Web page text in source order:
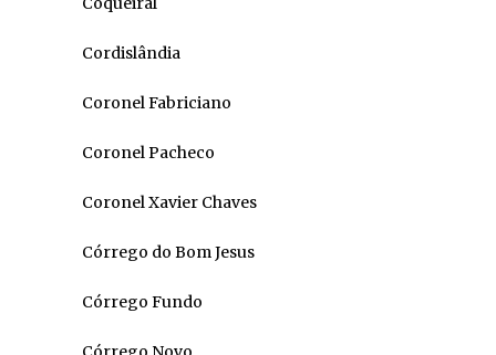
Cordislândia
Coronel Fabriciano
Coronel Pacheco
Coronel Xavier Chaves
Córrego do Bom Jesus
Córrego Fundo